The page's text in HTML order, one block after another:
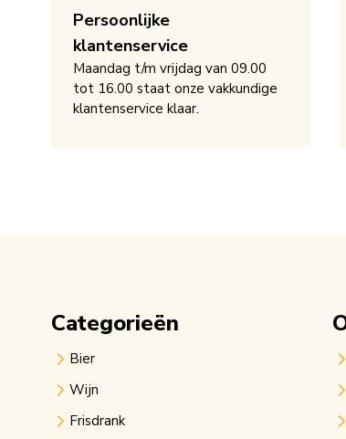
Persoonlijke
klantenservice
Maandag t/m vrijdag van 09.00
tot 16.00 staat onze vakkundige
klantenservice klaar.
Categorieën
Bier
Wijn
Frisdrank